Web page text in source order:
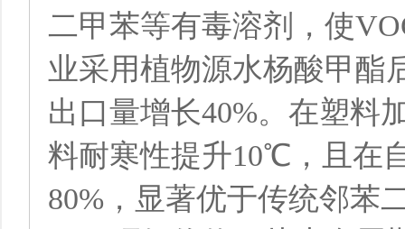
二甲苯等有毒溶剂，使
业采用植物源水杨酸甲酯
出口量增长40%。在塑料
料耐寒性提升10℃，且在
80%，显著优于传统邻苯